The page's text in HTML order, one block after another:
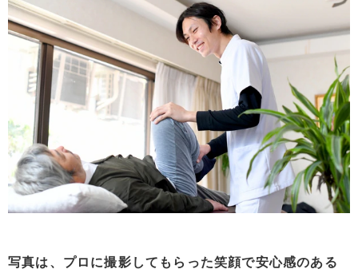
写真は、プロに撮影してもらった笑顔で安心感のある